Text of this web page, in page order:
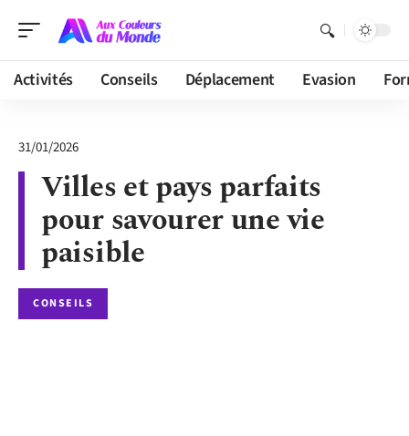
Activités Conseils Déplacement Evasion
31/01/2026
Villes et pays parfaits
pour savourer une vie
paisible
CONSEILS